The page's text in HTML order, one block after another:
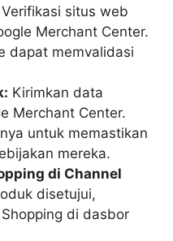
Verifikasi situs web
Merchant Center.
dapat memvalidasi
Kirimkan data
Merchant Center.
untuk memastikan
mereka.
di Channel
disetujui,
di dasbor